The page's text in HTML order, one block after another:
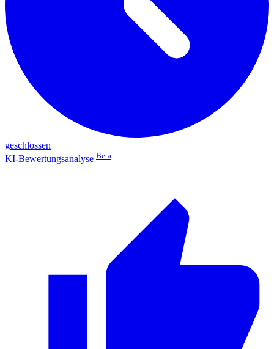
geschlossen
KI-Bewertungsanalyse Beta